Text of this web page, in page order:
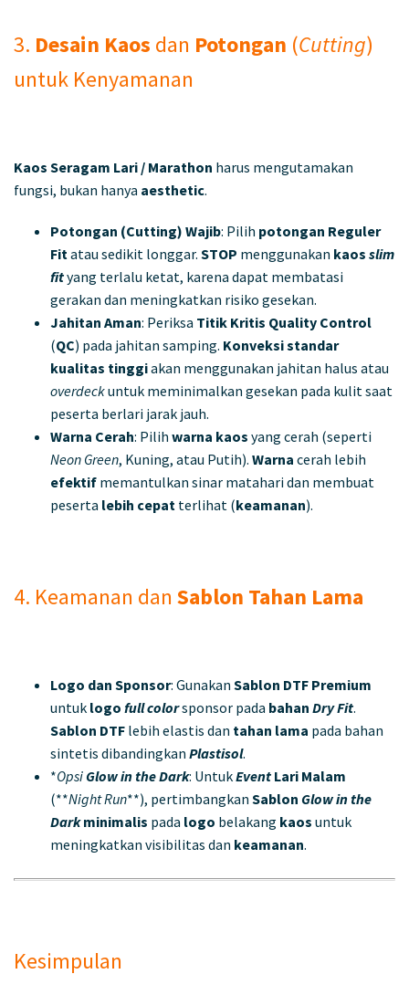
3. Desain Kaos dan Potongan (Cutting)
untuk Kenyamanan
Kaos Seragam Lari / Marathon harus mengutamakan
fungsi, bukan hanya aesthetic.
Potongan (Cutting) Wajib: Pilih potongan Reguler
Fitatau sedikit longgar. STOP menggunakan kaos slim
fityang terlalu ketat, karena dapat membatasi
gerakan dan meningkatkan risiko gesekan.
Jahitan Aman: Periksa Titik Kritis Quality Control
(QC) pada jahitan samping. Konveksistandar
kualitas tinggiakan menggunakan jahitan halus atau
overdeckuntuk meminimalkan gesekan pada kulit saat
peserta berlari jarak jauh.
Warna Cerah: Pilih warna kaos yang cerah (seperti
Neon Green, Kuning, atau Putih). Warna cerah lebih
efektif memantulkan sinar matahari dan membuat
peserta lebih cepat terlihat (keamanan).
4. Keamanan dan Sablon Tahan Lama
Logo dan Sponsor: Gunakan Sablon DTF Premium
untuk logo full colorsponsor pada bahan Dry Fit.
Sablon DTF lebih elastis dan tahan lama pada bahan
sintetis dibandingkan Plastisol.
*Opsi Glow in the Dark: UntukEvent Lari Malam
(**Night Run**), pertimbangkan Sablon Glow in the
Dark minimalis pada logo belakang kaos untuk
meningkatkan visibilitas dan keamanan.
Kesimpulan